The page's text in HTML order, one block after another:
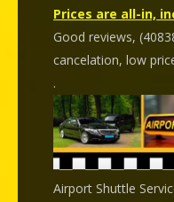
Prices are all-in,
Good reviews,
cancelation, low
.
Airport Shuttle